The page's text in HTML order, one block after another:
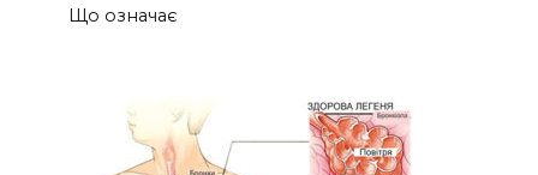
Що означає